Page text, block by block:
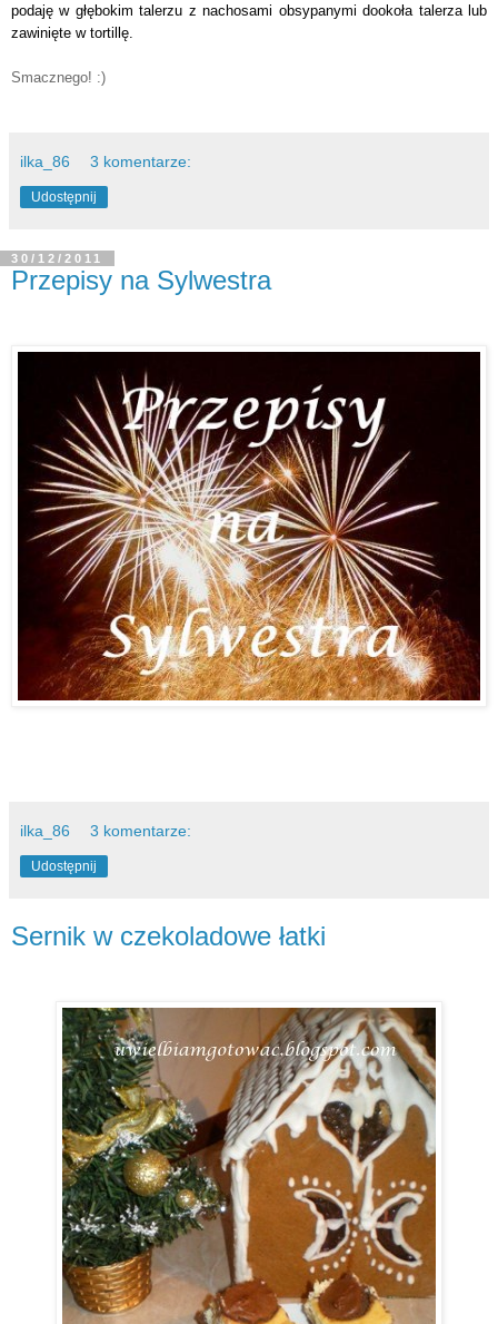
podaję w głębokim talerzu z nachosami obsypanymi dookoła talerza lub
zawinięte w tortillę.
Smacznego! :)
ilka_86 3 komentarze:
Udostępnij
30/12/2011
Przepisy na Sylwestra
ilka_86 3 komentarze:
Udostępnij
Sernik w czekoladowe łatki